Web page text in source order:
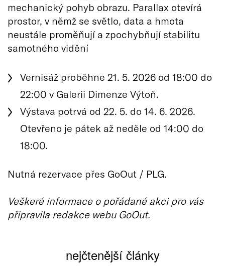
mechanický pohyb obrazu. Parallax otevírá
prostor, v němž se světlo, data a hmota
neustále proměňují a zpochybňují stabilitu
samotného vidění
Vernisáž proběhne 21. 5. 2026 od 18:00 do
22:00 v Galerii Dimenze Výtoň.
Výstava potrvá od 22. 5. do 14. 6. 2026.
Otevřeno je pátek až neděle od 14:00 do
18:00.
Nutná rezervace přes GoOut / PLG.
Veškeré informace o pořádané akci pro vás
připravila redakce webu GoOut.
nejčtenější články